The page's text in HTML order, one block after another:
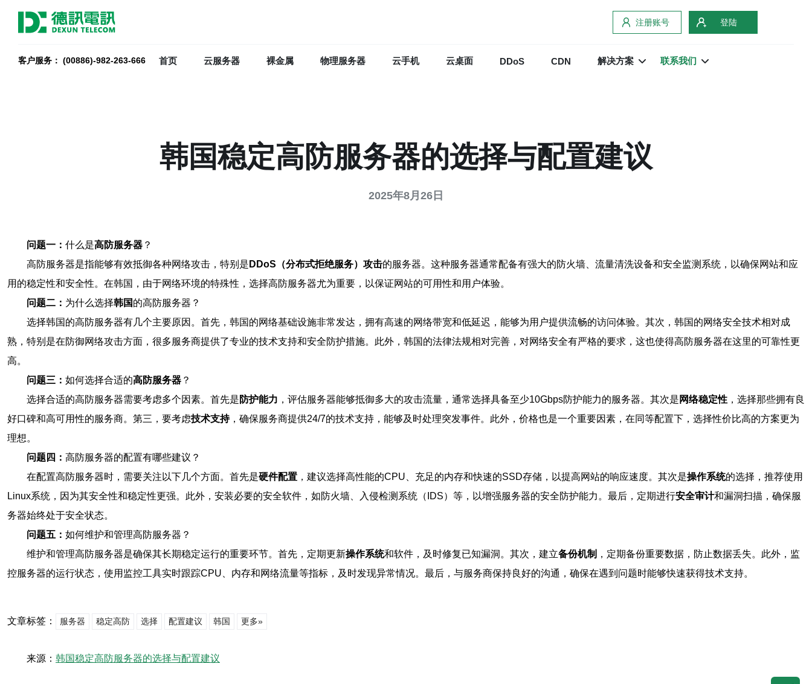
注册账号 登陆
客户服务： (00886)-982-263-666 首页 云服务器 裸金属 物理服务器 云手机 云桌面 DDoS CDN 解决方案 联系我们
韩国稳定高防服务器的选择与配置建议
2025年8月26日
问题一： 什么是高防服务器 ？
高防服务器是指能够有效抵御各种网络攻击，特别是 DDoS（分布式拒绝服务）攻击的服务器。这种服务器通常配备有强大的防火墙、流量清洗设备和安全监测系统，以确保网站和应
用的稳定性和安全性。在韩国，由于网络环境的特殊性，选择高防服务器尤为重要，以保证网站的可用性和用户体验。
问题二： 为什么选择韩国的高防服务器？
选择韩国的高防服务器有几个主要原因。首先，韩国的网络基础设施非常发达，拥有高速的网络带宽和低延迟，能够为用户提供流畅的访问体验。其次，韩国的网络安全技术相对成
熟，特别是在防御网络攻击方面，很多服务商提供了专业的技术支持和安全防护措施。此外，韩国的法律法规相对完善，对网络安全有严格的要求，这也使得高防服务器在这里的可靠性更
高。
问题三： 如何选择合适的高防服务器 ？
选择合适的高防服务器需要考虑多个因素。首先是 防护能力 ，评估服务器能够抵御多大的攻击流量，通常选择具备至少10Gbps防护能力的服务器。其次是 网络稳定性 ，选择那些拥有良
好口碑和高可用性的服务商。第三，要考虑技术支持，确保服务商提供24/7的技术支持，能够及时处理突发事件。此外，价格也是一个重要因素，在同等配置下，选择性价比高的方案更为
理想。
问题四： 高防服务器的配置有哪些建议？
在配置高防服务器时，需要关注以下几个方面。首先是硬件配置 ，建议选择高性能的CPU、充足的内存和快速的SSD存储，以提高网站的响应速度。其次是操作系统的选择，推荐使用
Linux系统，因为其安全性和稳定性更强。此外，安装必要的安全软件，如防火墙、入侵检测系统（IDS）等，以增强服务器的安全防护能力。最后，定期进行安全审计和漏洞扫描，确保服
务器始终处于安全状态。
问题五： 如何维护和管理高防服务器？
维护和管理高防服务器是确保其长期稳定运行的重要环节。首先，定期更新操作系统和软件，及时修复已知漏洞。其次，建立备份机制 ，定期备份重要数据，防止数据丢失。此外，监
控服务器的运行状态，使用监控工具实时跟踪CPU、内存和网络流量等指标，及时发现异常情况。最后，与服务商保持良好的沟通，确保在遇到问题时能够快速获得技术支持。
文章标签： 服务器 稳定高防 选择 配置建议 韩国 更多»
来源： 韩国稳定高防服务器的选择与配置建议